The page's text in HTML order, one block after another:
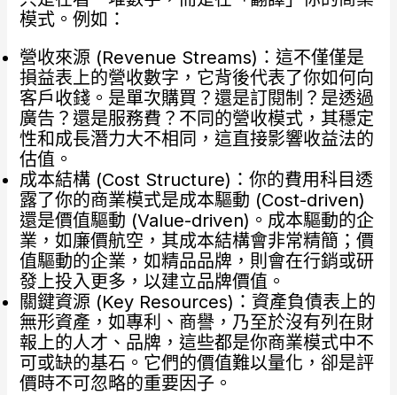
模式。例如：
營收來源 (Revenue Streams)：這不僅僅是
損益表上的營收數字，它背後代表了你如何向
客戶收錢。是單次購買？還是訂閱制？是透過
廣告？還是服務費？不同的營收模式，其穩定
性和成長潛力大不相同，這直接影響收益法的
估值。
成本結構 (Cost Structure)：你的費用科目透
露了你的商業模式是成本驅動 (Cost-driven)
還是價值驅動 (Value-driven)。成本驅動的企
業，如廉價航空，其成本結構會非常精簡；價
值驅動的企業，如精品品牌，則會在行銷或研
發上投入更多，以建立品牌價值。
關鍵資源 (Key Resources)：資產負債表上的
無形資產，如專利、商譽，乃至於沒有列在財
報上的人才、品牌，這些都是你商業模式中不
可或缺的基石。它們的價值難以量化，卻是評
價時不可忽略的重要因子。